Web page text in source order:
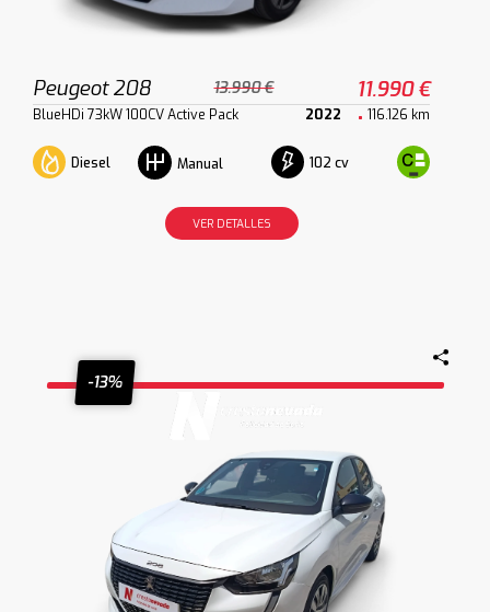
Peugeot 208 13.990 € 11.990 €
BlueHDi 73kW 100CV Active Pack 2022 116.126 km
Diesel Manual 102 cv
VER DETALLES
-13%